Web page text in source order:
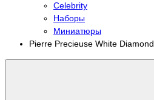
Celebrity
Наборы
Миниатюры
Pierre Precieuse White Diamond